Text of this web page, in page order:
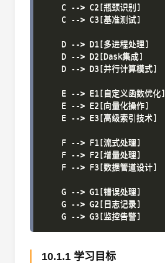
    C --> C2[瓶颈识别]
    C --> C3[基准测试]
    D --> D1[多进程处理]
    D --> D2[Dask集成]
    D --> D3[并行计算模式]
    E --> E1[自定义函数优化]
    E --> E2[向量化操作]
    E --> E3[高级索引技术]
    F --> F1[流式处理]
    F --> F2[增量处理]
    F --> F3[数据管道设计]
    G --> G1[错误处理]
    G --> G2[日志记录]
10.1.1 学习目标